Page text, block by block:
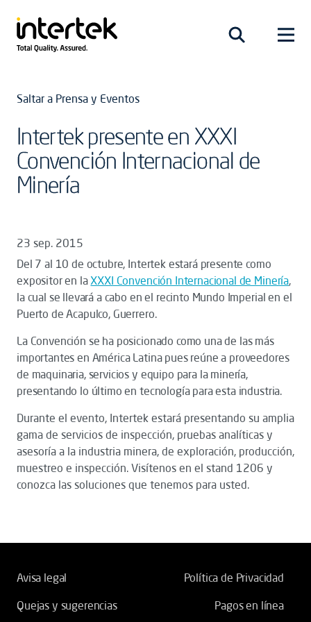
Saltar a Prensa y Eventos
Intertek presente en XXXI
Convención Internacional de
Minería
23 sep. 2015
Del 7 al 10 de octubre, Intertek estará presente como
expositor en laXXXI Convención Internacional de Minería,
la cual se llevará a cabo en el recinto Mundo Imperial en el
Puerto de Acapulco, Guerrero.
La Convención se ha posicionado como una de las más
importantes en América Latina pues reúne a proveedores
de maquinaria, servicios y equipo para la minería,
presentando lo último en tecnología para esta industria.
Durante el evento, Intertek estará presentando su amplia
gama de servicios de inspección, pruebas analíticas y
asesoría a la industria minera, de exploración, producción,
muestreo e inspección. Visítenos en el stand 1206 y
conozca las soluciones que tenemos para usted.
Avisa legal
Política de Privacidad
Quejas y sugerencias
Pagos en línea